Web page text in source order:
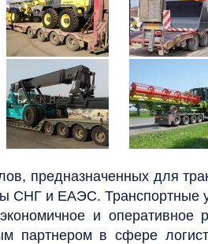
предназначенных для
СНГ и ЕАЭС. Транспортные
и оперативное
в сфере